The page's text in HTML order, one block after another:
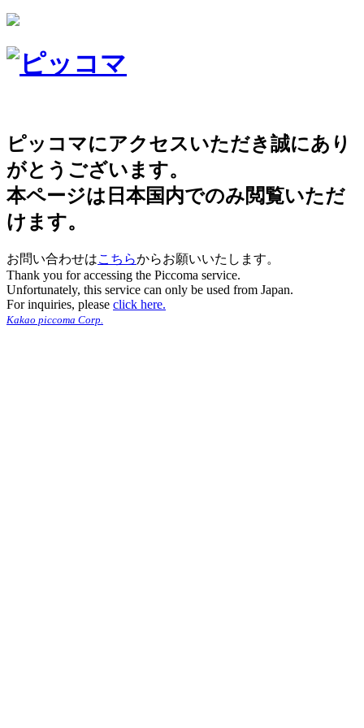
ピッコマにアクセスいただき誠にあり
がとうございます。
本ページは日本国内でのみ閲覧いただ
けます。
お問い合わせはこちらからお願いいたします。
Thank you for accessing the Piccoma service.
Unfortunately, this service can only be used from Japan.
For inquiries, please click here.
Kakao piccoma Corp.